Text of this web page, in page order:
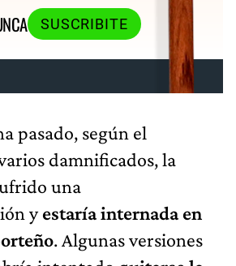
SUSCRIBITE
pasado, según el
damnificados, la
una
yestaría internada en
. Algunas versiones